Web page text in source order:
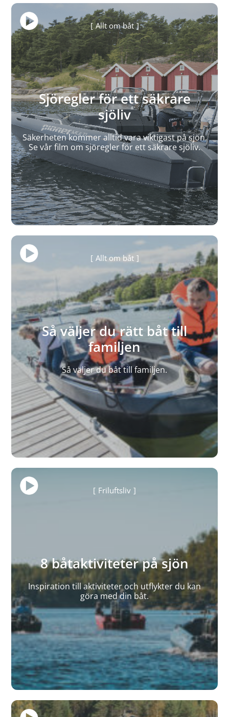
Allt om båt
Sjöregler för ett säkrare
sjöliv
Säkerheten kommer alltid vara viktigast på sjön.
Se vår film om sjöregler för ett säkrare sjöliv.
Allt om båt
Så väljer du rätt båt till
familjen
Så väljer du båt till familjen.
Friluftsliv
8 båtaktiviteter på sjön
Inspiration till aktiviteter och utflykter du kan
göra med din båt.